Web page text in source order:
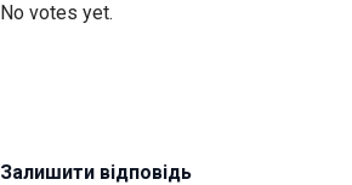
No votes yet.
Залишити відповідь